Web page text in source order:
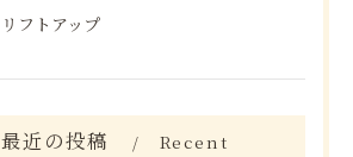
リフトアップ
最近の投稿
Recent